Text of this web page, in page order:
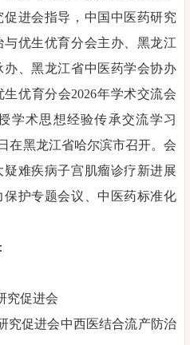
进会指导，中国中医药研究
优生优育分会主办、黑龙江
、黑龙江省中医药学会协办
优育分会2026年学术交流会
学术思想经验传承交流学习
在黑龙江省哈尔滨市召开。会
难疾病子宫肌瘤诊疗新进展
护专题会议、中医药标准化
究促进会
究促进会中西医结合流产防治